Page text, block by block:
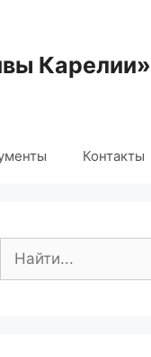
Карелии»
Контакты
Поиск: